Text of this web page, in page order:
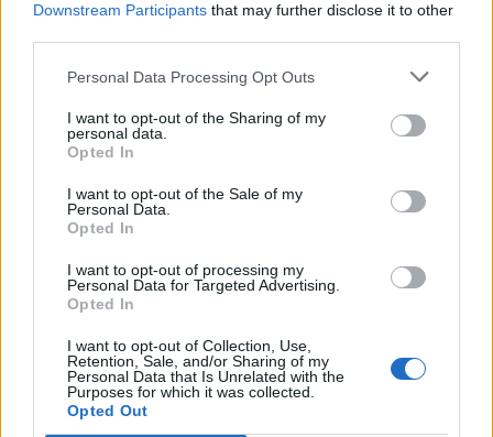
Downstream Participants that may further disclose it to other
Personal Data Processing Opt Outs
I want to opt-out of the Sharing of my
personal data.
Opted In
I want to opt-out of the Sale of my
Personal Data.
Opted In
I want to opt-out of processing my
Personal Data for Targeted Advertising.
Opted In
I want to opt-out of Collection, Use,
Retention, Sale, and/or Sharing of my
Personal Data that Is Unrelated with the
Purposes for which it was collected.
Opted Out
taxées en France en 2026
Auto Pour Vous